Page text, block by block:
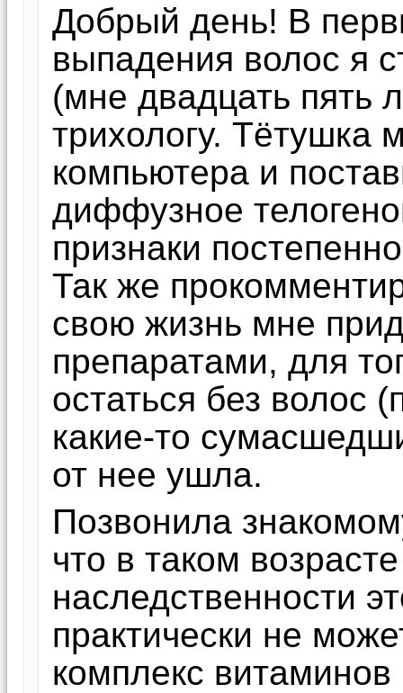
Добрый день! В
выпадения волос я
(мне двадцать пять
трихологу.
компьютера и
диффузное
признаки
Так же
свою жизнь мне
препаратами, для
остаться без волос
какие-то
от нее ушла.
Позвонила
что в таком
наследственности
практически не
комплекс